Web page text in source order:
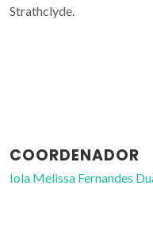
Strathclyde.
COORDENADOR
Iola Melissa Fernandes